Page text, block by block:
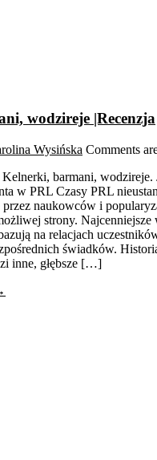
wodzireje |Recenzja
Wysińska Comments
barmani, wodzireje.
w PRL Czasy PRL
przez naukowców i
strony. Najcenniejsze
na relacjach
świadków.
inne, głębsze […]